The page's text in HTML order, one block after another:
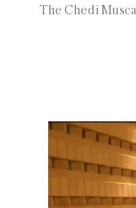
The Chedi